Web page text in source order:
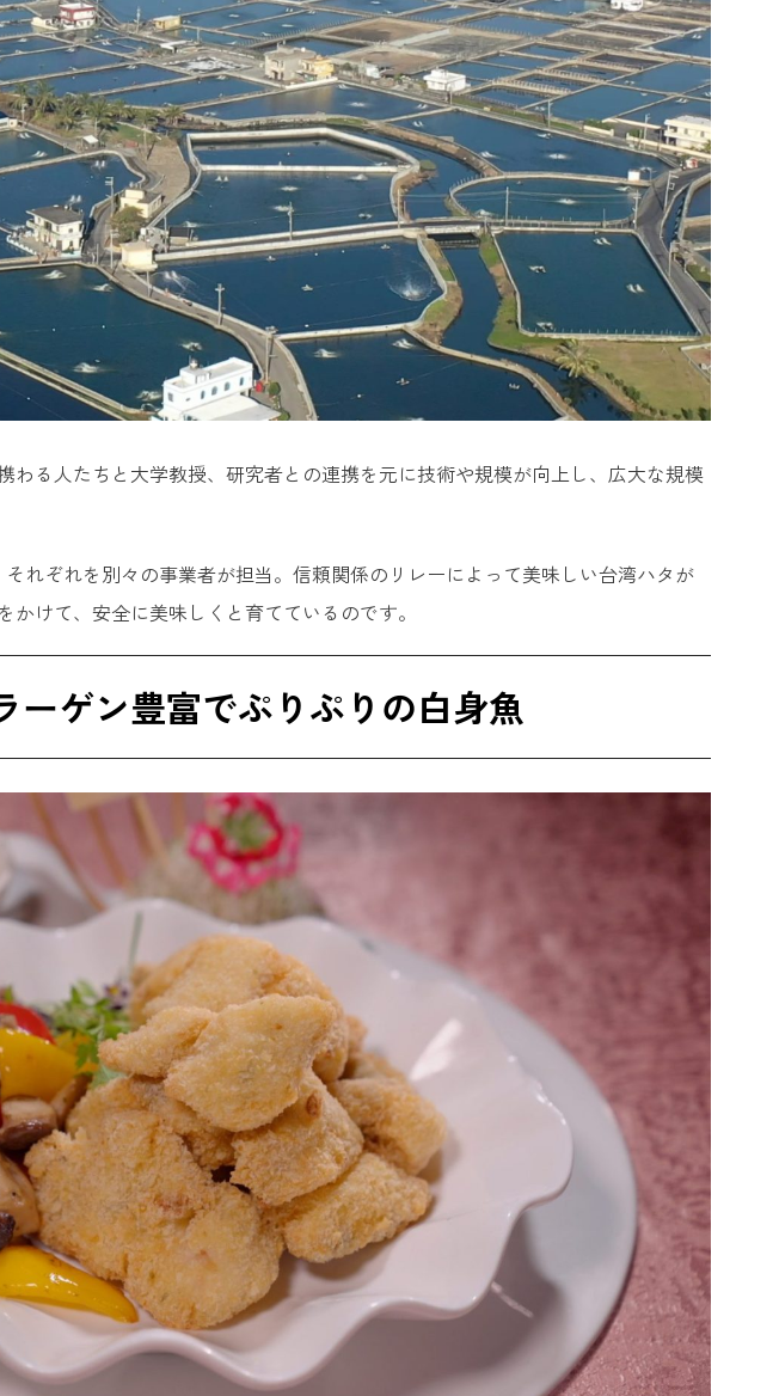
わる人たちと大学教授、研究者との連携を元に技術や規模が向上し、広大な規模
れぞれを別々の事業者が担当。信頼関係のリレーによって美味しい台湾ハタが
けて、安全に美味しくと育てているのです。
ーゲン豊富でぷりぷりの白身魚